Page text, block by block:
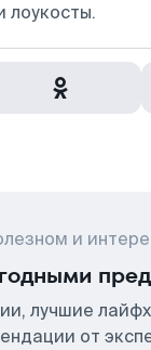
лоукосты.
и
лучшие
от